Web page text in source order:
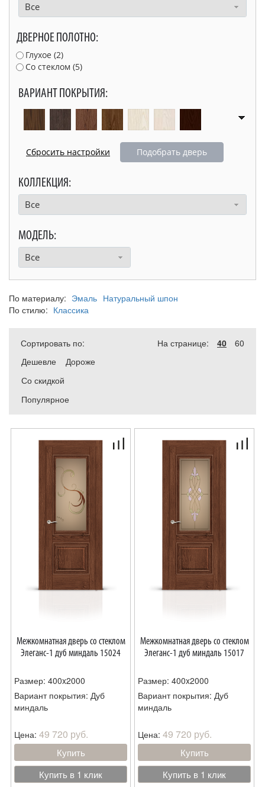
Все
ДВЕРНОЕ ПОЛОТНО:
Глухое (2)
Со стеклом (5)
ВАРИАНТ ПОКРЫТИЯ:
Подобрать дверь
КОЛЛЕКЦИЯ:
Все
МОДЕЛЬ:
Все
По материалу: Эмаль Натуральный шпон
По стилю: Классика
Сортировать по:
Дешевле
Дороже
Со скидкой
Популярное
На странице: 40 60
Межкомнатная дверь со стеклом
Элеганс-1 дуб миндаль 15024
Размер: 400x2000
Вариант покрытия: Дуб
миндаль
Цена: 49 720 руб.
Купить
Купить в 1 клик
Межкомнатная дверь со стеклом
Элеганс-1 дуб миндаль 15017
Размер: 400x2000
Вариант покрытия: Дуб
миндаль
Цена: 49 720 руб.
Купить
Купить в 1 клик